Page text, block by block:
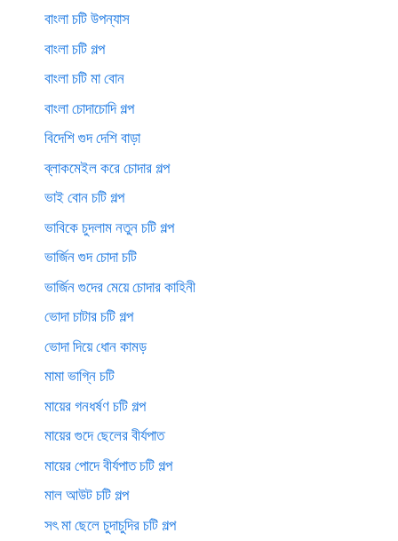
বাংলা চটি উপন্যাস
বাংলা চটি গল্প
বাংলা চটি মা বোন
বাংলা চোদাচোদি গল্প
বিদেশি গুদ দেশি বাড়া
ব্লাকমেইল করে চোদার গল্প
ভাই বোন চটি গল্প
ভাবিকে চুদলাম নতুন চটি গল্প
ভার্জিন গুদ চোদা চটি
ভার্জিন গুদের মেয়ে চোদার কাহিনী
ভোদা চাটার চটি গল্প
ভোদা দিয়ে ধোন কামড়
মামা ভাগ্নি চটি
মায়ের গনধর্ষণ চটি গল্প
মায়ের গুদে ছেলের বীর্যপাত
মায়ের পোদে বীর্যপাত চটি গল্প
মাল আউট চটি গল্প
সৎ মা ছেলে চুদাচুদির চটি গল্প